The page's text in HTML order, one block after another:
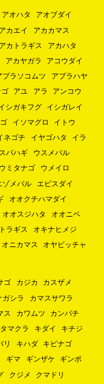
アオハタ
アオブダイ
アカエイ
アカカマス
アカトラギス
アカハタ
アカヤガラ
アコウダイ
ブラソコムツ
アブラハヤ
ゴ アユ アラ
アンコウ
シガキフグ
イシガレイ
イソマグロ
イトウ
ネゴチ イヤゴハタ
イラ
バハギ
ウスメバル
ウミタナゴ
ウメイロ
ゾメバル
エビスダイ
オオクチハマダイ
オオスジハタ
オオニベ
ラギス
オキナヒメジ
オニカマス オヤビッチャ
ゴ カジカ
カスザメ
ガシラ
カマスサワラ
ス カワムツ
カンパチ
マクラ キダイ
キチジ
リ キハダ
キビナゴ
ギマ ギンザケ
ギンポ
クジメ
クマドリ